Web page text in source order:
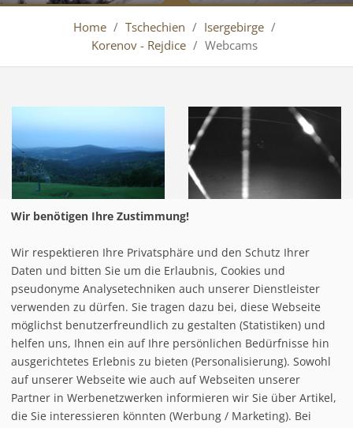
Home / Tschechien / Isergebirge /
Korenov - Rejdice / Webcams
Wir benötigen Ihre Zustimmung!
Wir respektieren Ihre Privatsphäre und den Schutz Ihrer
Daten und bitten Sie um die Erlaubnis, Cookies und
pseudonyme Analysetechniken auch unserer Dienstleister
verwenden zu dürfen. Sie tragen dazu bei, diese Webseite
möglichst benutzerfreundlich zu gestalten (Statistiken) und
helfen uns, Ihnen ein auf Ihre persönlichen Bedürfnisse hin
ausgerichtetes Erlebnis zu bieten (Personalisierung). Sowohl
auf unserer Webseite wie auch auf Webseiten unserer
Partner in Werbenetzwerken informieren wir Sie über Artikel,
die Sie interessieren könnten (Werbung / Marketing). Bei